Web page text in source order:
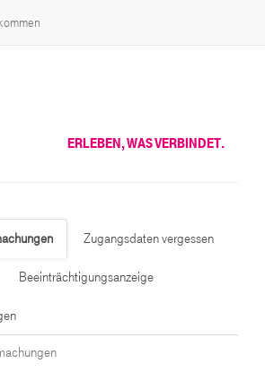
ERLEBEN, WAS VERBINDET.
Zugangsdaten vergessen
Beeinträchtigungsanzeige